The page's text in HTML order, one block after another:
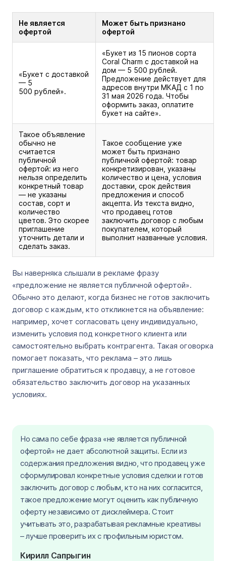
Не является
офертой
Может быть признано
офертой
«Букет с доставкой
— 5
500 рублей».
«Букет из 15 пионов сорта
Coral Charm с доставкой на
дом — 5 500 рублей.
Предложение действует для
адресов внутри МКАД с 1 по
31 мая 2026 года. Чтобы
оформить заказ, оплатите
букет на сайте».
Такое объявление
обычно не
считается
публичной
офертой: из него
нельзя определить
конкретный товар
— не указаны
состав, сорт и
количество
цветов. Это скорее
приглашение
уточнить детали и
сделать заказ.
Такое сообщение уже
может быть признано
публичной офертой: товар
конкретизирован, указаны
количество и цена, условия
доставки, срок действия
предложения и способ
акцепта. Из текста видно,
что продавец готов
заключить договор с любым
покупателем, который
выполнит названные условия.
Вы наверняка слышали в рекламе фразу
«предложение не является публичной офертой».
Обычно это делают, когда бизнес не готов заключить
договор с каждым, кто откликнется на объявление:
например, хочет согласовать цену индивидуально,
изменить условия под конкретного клиента или
самостоятельно выбрать контрагента. Такая оговорка
помогает показать, что реклама – это лишь
приглашение обратиться к продавцу, а не готовое
обязательство заключить договор на указанных
условиях.
Но сама по себе фраза «не является публичной
офертой» не дает абсолютной защиты. Если из
содержания предложения видно, что продавец уже
сформулировал конкретные условия сделки и готов
заключить договор с любым, кто на них согласится,
такое предложение могут оценить как публичную
оферту независимо от дисклеймера. Стоит
учитывать это, разрабатывая рекламные креативы
– лучше проверить их с профильным юристом.
Кирилл Сапрыгин